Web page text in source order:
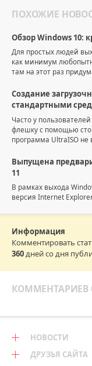
ПОХОЖИЕ
Обзор Windows 10:
Для простых людей
как минимум
там на этот раз
Создание
стандартными
Часто у
флешку с помощью
программа UltraISO не
Выпущена
11
В рамках выхода
версия Internet
Информация
Комментировать
360дней со дня
КОММЕНТАРИЕВ
НОВОСТИ
ДРУЗЬЯ САЙТА